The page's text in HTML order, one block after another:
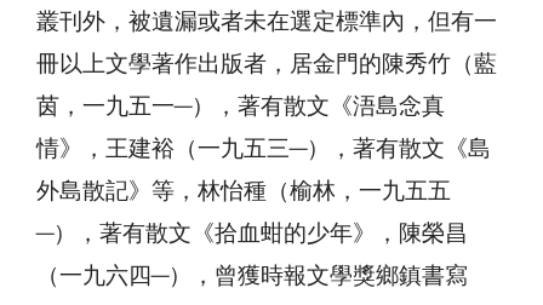
叢刊外，被遺漏或者未在選定標準內，但有一
冊以上文學著作出版者，居金門的陳秀竹（藍
茵，一九五一─），著有散文《浯島念真
情》，王建裕（一九五三─），著有散文《島
外島散記》等，林怡種（榆林，一九五五
─），著有散文《拾血蚶的少年》，陳榮昌
（一九六四─），曾獲時報文學獎鄉鎮書寫